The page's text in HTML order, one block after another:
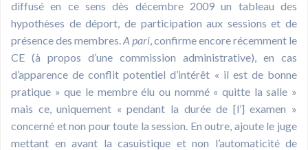
diffusé en ce sens dès décembre 2009 un tableau des
hypothèses de déport, de participation aux sessions et de
présence des membres.A pari, confirme encore récemment le
CE (à propos d’une commission administrative), en cas
d’apparence de conflit potentiel d’intérêt « il est de bonne
pratique » que le membre élu ou nommé « quitte la salle »
mais ce, uniquement « pendant la durée de [l’] examen »
concerné et non pour toute la session. En outre, ajoute le juge
mettant en avant la casuistique et non l’automaticité de